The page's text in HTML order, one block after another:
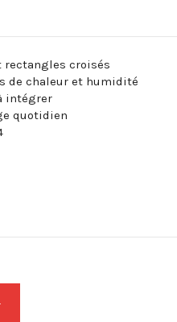
croisés
de chaleur et humidité
intégrer
quotidien